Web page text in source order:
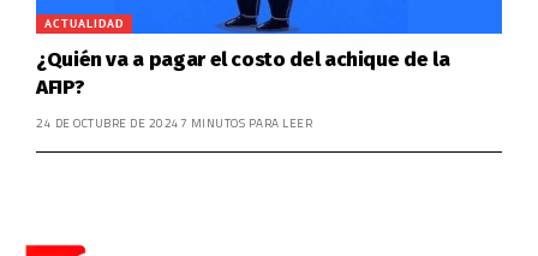
ACTUALIDAD
¿Quién va a pagar el costo del achique de la
AFIP?
24 DE OCTUBRE DE 20247 MINUTOS PARA LEER